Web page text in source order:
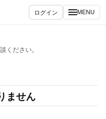
ログイン MENU
ください。
ません